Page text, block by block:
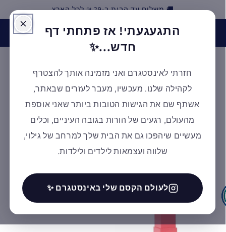
דילוג 🚚 משלוח עד הבית ב-29 ₪ לכל הארץ
האינסטגרם של אלמנטסורי חזר לפעילות! בואו לעקוב אחרינו
ולקבל השראה ✨ למעבר לעמוד
דילוג
התגעגעתי! אז פתחתי דף
חדש...✨
חזרתי לאינסטגרם ואני מזמינה אותך להצטרף
לקהילה שלנו. מעכשיו, מעבר לעזרים שבאתר,
אשתף שם את הגישות הטובות ביותר שאני אוספת
מהעולם, רגעים של הורות בגובה העיניים, וכלים
מעשיים שיהפכו גם את הבית שלך למרחב של גילוי,
שלווה ועצמאות לילדים ולילדות.
לעולם הקסם שלי באינסטגרם ✨